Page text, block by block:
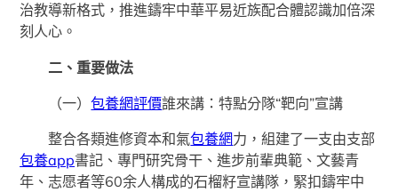
治教導新格式，推進鑄牢中華平易近族配合體認識加倍深
刻人心。
二、重要做法
（一）包養網評價誰來講：特點分隊“靶向”宣講
整合各類進修資本和氣包養網力，組建了一支由支部
包養app書記、專門研究骨干、進步前輩典範、文藝青
年、志愿者等60余人構成的石榴籽宣講隊，緊扣鑄牢中